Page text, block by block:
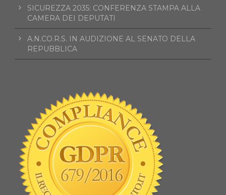
SICUREZZA 2035: CONFERENZA STAMPA ALLA
CAMERA DEI DEPUTATI
A.N.CO.R.S. IN AUDIZIONE AL SENATO DELLA
REPUBBLICA